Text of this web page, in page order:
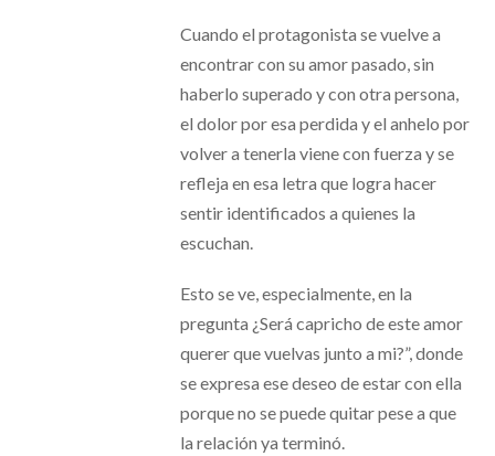
Cuando el protagonista se vuelve a
encontrar con su amor pasado, sin
haberlo superado y con otra persona,
el dolor por esa perdida y el anhelo por
volver a tenerla viene con fuerza y se
refleja en esa letra que logra hacer
sentir identificados a quienes la
escuchan.
Esto se ve, especialmente, en la
pregunta ¿Será capricho de este amor
querer que vuelvas junto a mi?”, donde
se expresa ese deseo de estar con ella
porque no se puede quitar pese a que
la relación ya terminó.